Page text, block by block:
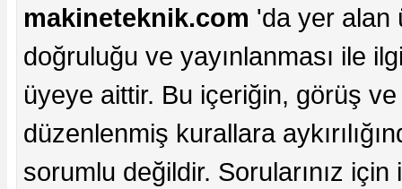
makineteknik.com 'da yer alan
doğruluğu ve yayınlanması ile
üyeye aittir. Bu içeriğin, görüş
düzenlenmiş kurallara
sorumlu değildir. Sorularınız